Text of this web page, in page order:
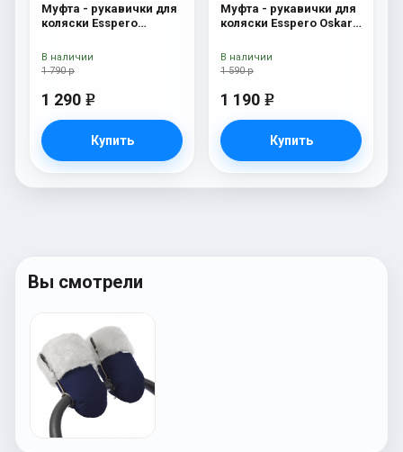
Муфта - рукавички для
коляски Esspero
шерсть) Beige
1 790 р
1 290 e
Купить
В наличии
Муфта - рукавички для
коляски Esspero Oskar
Beige
1 590 р
1 190 e
Купить
В наличии
Вы смотрели